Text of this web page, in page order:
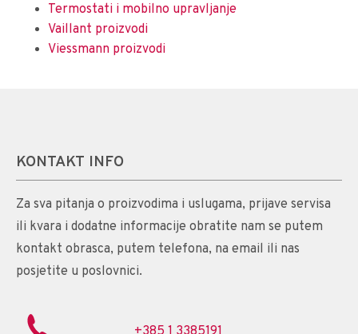
Termostati i mobilno upravljanje
Vaillant proizvodi
Viessmann proizvodi
KONTAKT INFO
Za sva pitanja o proizvodima i uslugama, prijave servisa
ili kvara i dodatne informacije obratite nam se putem
kontakt obrasca, putem telefona, na email ili nas
posjetite u poslovnici.